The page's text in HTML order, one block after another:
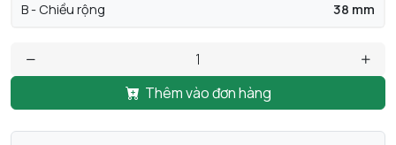
B - Chiều rộng 38 mm
Thêm vào đơn hàng